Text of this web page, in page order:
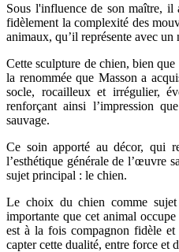
Sous l'influence de son maître, il
fidèlement la complexité des
animaux, qu’il représente avec
Cette sculpture de chien, bien
la renommée que Masson a
socle, rocailleux et irrégulier,
renforçant ainsi l’impression
sauvage.
Ce soin apporté au décor, qui
l’esthétique générale de l’œuvre
sujet principal : le chien.
Le choix du chien comme
importante que cet animal
est à la fois compagnon fidèle
capter cette dualité, entre force et